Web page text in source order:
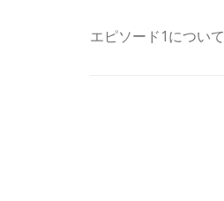
エピソード1について